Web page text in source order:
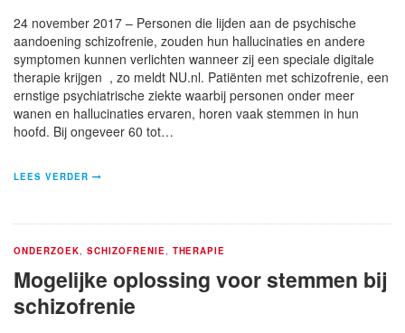
24 november 2017 – Personen die lijden aan de psychische
aandoening schizofrenie, zouden hun hallucinaties en andere
symptomen kunnen verlichten wanneer zij een speciale digitale
therapie krijgen , zo meldt NU.nl. Patiënten met schizofrenie, een
ernstige psychiatrische ziekte waarbij personen onder meer
wanen en hallucinaties ervaren, horen vaak stemmen in hun
hoofd. Bij ongeveer 60 tot…
LEES VERDER
ONDERZOEK SCHIZOFRENIE THERAPIE
Mogelijke oplossing voor stemmen bij
schizofrenie